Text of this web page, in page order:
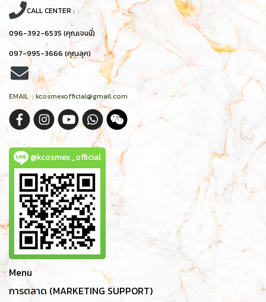
CALL CENTER :
096-392-6535 (คุณเจนนี่)
097-995-3666 (คุณลุค)
EMAIL : kcosmexofficial@gmail.com
@kcosmex_official
Menu
การตลาด (MARKETING SUPPORT)